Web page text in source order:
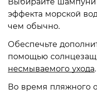
эффекта морской
чем обычно.
Обеспечьте
помощью
несмываемого ухода.
Во время пляжного